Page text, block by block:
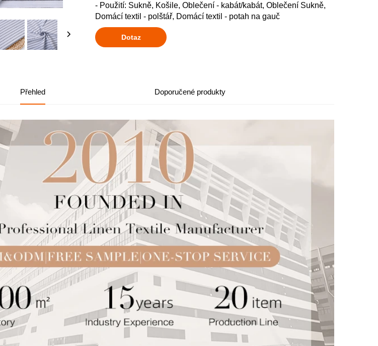
- Použití: Sukně, Košile, Oblečení - kabát/kabát, Oblečení Sukně,
Domácí textil - polštář, Domácí textil - potah na gauč
Dotaz
Přehled Doporučené produkty